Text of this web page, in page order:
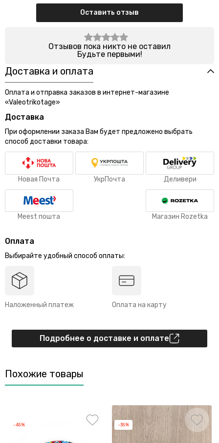
Оставить отзыв
Отзывов пока никто не оставил
Будьте первыми!
Доставка и оплата
Оплата и отправка заказов в интернет-магазине
«Valeotrikotage»
Доставка
При оформлении заказа Вам будет предложено выбрать
способ доставки товара:
Новая Почта УкрПочта Деливери
Meest пошта Магазин Rozetka
Оплата
Выбирайте удобный способ оплаты:
Наложенный платеж Оплата на карту
Подробнее о доставке и оплате
Похожие товары
-45% -35%